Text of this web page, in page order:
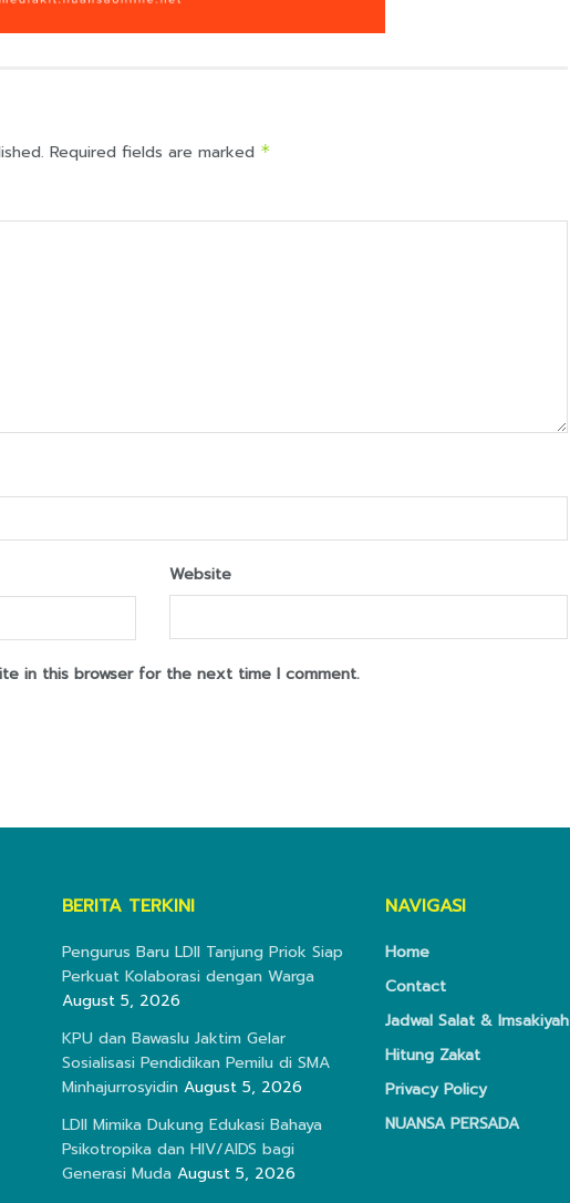
Required fields are marked *
Website
in this browser for the next time I comment.
BERITA TERKINI
Pengurus Baru LDII Tanjung Priok Siap
Perkuat Kolaborasi dengan Warga
August 5, 2026
KPU dan Bawaslu Jaktim Gelar
Sosialisasi Pendidikan Pemilu di SMA
Minhajurrosyidin August 5, 2026
LDII Mimika Dukung Edukasi Bahaya
Psikotropika dan HIV/AIDS bagi
Generasi Muda August 5, 2026
NAVIGASI
Home
Contact
Jadwal Salat & Imsakiyah
Hitung Zakat
Privacy Policy
NUANSA PERSADA